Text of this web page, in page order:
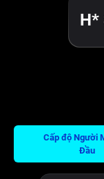
Cấp độ Người
Đầu